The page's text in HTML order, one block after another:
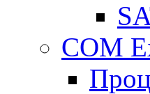
COM